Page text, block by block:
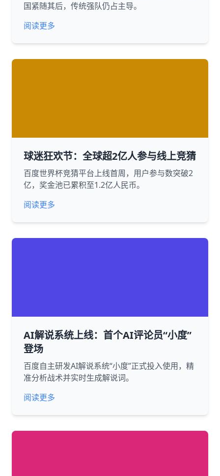
国紧随其后，传统强队仍占主导。
阅读更多
球迷狂欢节：全球超2亿人参与线上竞猜
百度世界杯竞猜平台上线首周，用户参与数突破2
亿，奖金池已累积至1.2亿人民币。
阅读更多
AI解说系统上线：首个AI评论员“小度”
登场
百度自主研发AI解说系统“小度”正式投入使用，精
准分析战术并实时生成解说词。
阅读更多